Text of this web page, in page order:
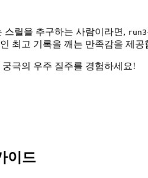
스릴을 추구하는 사람이라면, run3
최고 기록을 깨는 만족감을 제
극의 우주 질주를 경험하세요!
이드